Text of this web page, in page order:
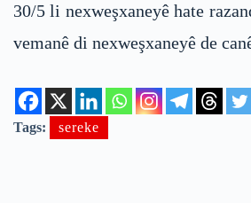
30/5 li nexweşxaneyê hate
vemanê di nexweşxaneyê de
Tags: sereke